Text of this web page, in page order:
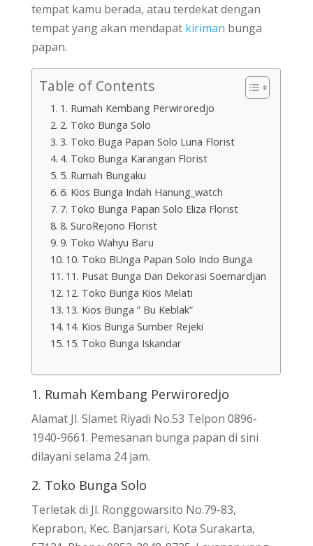
tempat kamu berada, atau terdekat dengan
tempat yang akan mendapat kiriman bunga
papan.
Table of Contents
1. Rumah Kembang Perwiroredjo
2. Toko Bunga Solo
3. Toko Buga Papan Solo Luna Florist
4. Toko Bunga Karangan Florist
5. Rumah Bungaku
6. Kios Bunga Indah Hanung_watch
7. Toko Bunga Papan Solo Eliza Florist
8. SuroRejono Florist
9. Toko Wahyu Baru
10. Toko BUnga Papan Solo Indo Bunga
11. Pusat Bunga Dan Dekorasi Soemardjan
12. Toko Bunga Kios Melati
13. Kios Bunga ” Bu Keblak”
14. Kios Bunga Sumber Rejeki
15. Toko Bunga Iskandar
1. Rumah Kembang Perwiroredjo
Alamat Jl. Slamet Riyadi No.53 Telpon 0896-
1940-9661. Pemesanan bunga papan di sini
dilayani selama 24 jam.
2. Toko Bunga Solo
Terletak di Jl. Ronggowarsito No.79-83,
Keprabon, Kec. Banjarsari, Kota Surakarta,